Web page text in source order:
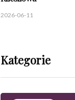
2026-06-11
Kategorie